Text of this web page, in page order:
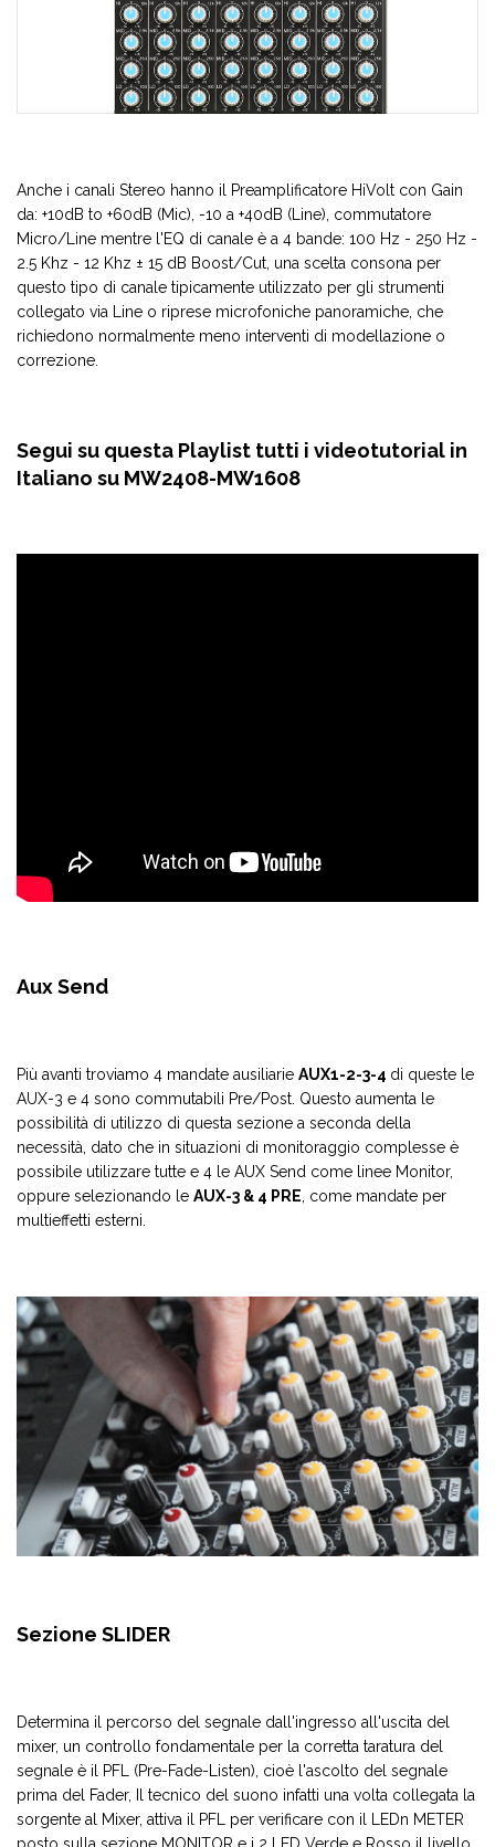
Anche i canali Stereo hanno il Preamplificatore HiVolt con Gain
da: +10dB to +60dB (Mic), -10 a +40dB (Line), commutatore
Micro/Line mentre l'EQ di canale è a 4 bande: 100 Hz - 250 Hz -
2.5 Khz - 12 Khz ± 15 dB Boost/Cut, una scelta consona per
questo tipo di canale tipicamente utilizzato per gli strumenti
collegato via Line o riprese microfoniche panoramiche, che
richiedono normalmente meno interventi di modellazione o
correzione.
Segui su questa Playlist tutti i videotutorial in
Italiano su MW2408-MW1608
Aux Send
Più avanti troviamo 4 mandate ausiliarie AUX1-2-3-4 di queste le
AUX-3 e 4 sono commutabili Pre/Post. Questo aumenta le
possibilità di utilizzo di questa sezione a seconda della
necessità, dato che in situazioni di monitoraggio complesse è
possibile utilizzare tutte e 4 le AUX Send come linee Monitor,
oppure selezionando le AUX-3 & 4 PRE, come mandate per
multieffetti esterni.
Sezione SLIDER
Determina il percorso del segnale dall'ingresso all'uscita del
mixer, un controllo fondamentale per la corretta taratura del
segnale è il PFL (Pre-Fade-Listen), cioè l'ascolto del segnale
prima del Fader, Il tecnico del suono infatti una volta collegata la
sorgente al Mixer, attiva il PFL per verificare con il LEDn METER